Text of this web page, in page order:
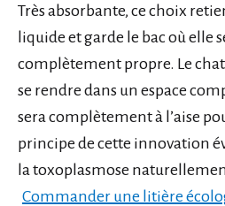
Très absorbante, ce choix
liquide et garde le bac où elle
complètement propre. Le
se rendre dans un espace
sera complètement à l’aise
principe de cette innovation
la toxoplasmose
Commander une litière